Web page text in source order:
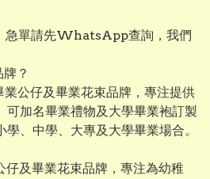
急單請先WhatsApp查詢，我們
？
公仔及畢業花束品牌，專注提供
可加名畢業禮物及大學畢業袍訂製
、中學、大專及大學畢業場合。
及畢業花束品牌，專注為幼稚